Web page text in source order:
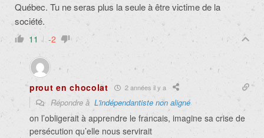
Québec. Tu ne seras plus la seule à être victime de la
société.
11 -2
prout en chocolat 2 années il y a
Répondre à L'indépendantiste non aligné
on l’obligerait à apprendre le francais, imagine sa crise de
persécution qu’elle nous servirait